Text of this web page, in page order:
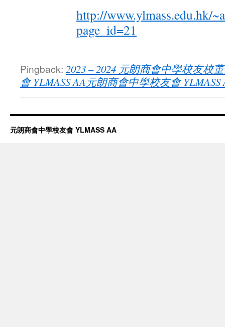
http://www.ylmass.edu.hk/
page_id=21
Pingback: 2023 – 2024 元朗商會中學校友校
會 YLMASS AA元朗商會中學校友會 YLMASS
元朗商會中學校友會 YLMASS AA